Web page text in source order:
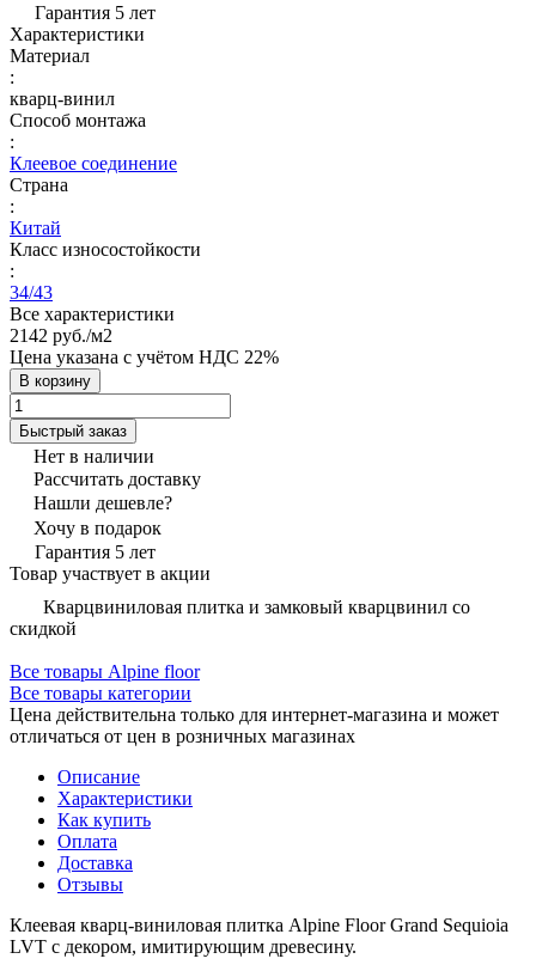
Гарантия 5 лет
Характеристики
Материал
:
кварц-винил
Способ монтажа
:
Клеевое соединение
Страна
:
Китай
Класс износостойкости
:
34/43
Все характеристики
2142 руб./м2
Цена указана с учётом НДС 22%
В корзину
Быстрый заказ
Нет в наличии
Рассчитать доставку
Нашли дешевле?
Хочу в подарок
Гарантия 5 лет
Товар участвует в акции
Кварцвиниловая плитка и замковый кварцвинил со
скидкой
Все товары Alpine floor
Все товары категории
Цена действительна только для интернет-магазина и может
отличаться от цен в розничных магазинах
Описание
Характеристики
Как купить
Оплата
Доставка
Отзывы
Клеевая кварц-виниловая плитка Alpine Floor Grand Sequioia
LVT с декором, имитирующим древесину.